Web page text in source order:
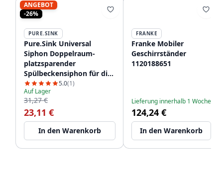
ANGEBOT
-26%
PURE.SINK
Pure.Sink Universal
Siphon Doppelraum-
platzsparender
Spülbeckensiphon für die
Küche mit 2
Geschirrspüleranschlüssen
WSTDSI-32
5.0(1)
Auf Lager
31,27 €
23,11 €
In den Warenkorb
FRANKE
Franke Mobiler
Geschirrständer
1120188651
Lieferung innerhalb 1 Woche
124,24 €
In den Warenkorb